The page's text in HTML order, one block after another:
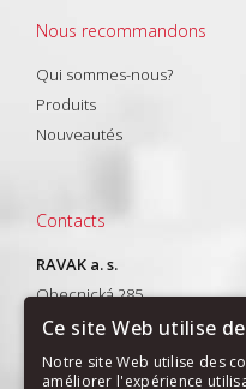
Nous recommandons
Qui sommes-nous?
Produits
Nouveautés
Contacts
RAVAK a. s.
Obecnická 285
261 01 Příbram I
T: +420 318 427 288
Ce site Web utilise
Notre site Web utilise des
améliorer l'expérience